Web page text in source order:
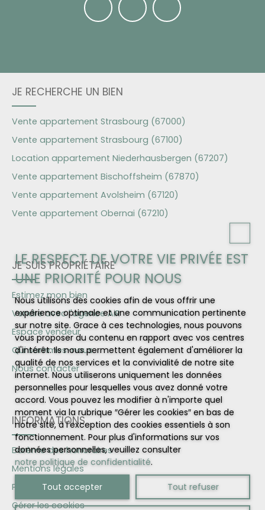
JE RECHERCHE UN BIEN
Vente appartement Strasbourg (67000)
Vente appartement Strasbourg (67100)
Location appartement Niederhausbergen (67207)
Vente appartement Bischoffsheim (67870)
Vente appartement Avolsheim (67120)
Vente appartement Obernai (67210)
JE SUIS PROPRIÉTAIRE
Estimez mon bien
Vendre avec l'agence AiR
Espace vendeur
Qui sommes-nous
Nous contacter
INFORMATIONS
Barème des honoraires
Mentions légales
Politique de confidentialité
Gérer les cookies
LE RESPECT DE VOTRE VIE PRIVÉE EST
UNE PRIORITÉ POUR NOUS
Nous utilisons des cookies afin de vous offrir une
expérience optimale et une communication pertinente
sur notre site. Grace à ces technologies, nous pouvons
vous proposer du contenu en rapport avec vos centres
d'intérêt. Ils nous permettent également d'améliorer la
qualité de nos services et la convivialité de notre site
internet. Nous utiliserons uniquement les données
personnelles pour lesquelles vous avez donné votre
accord. Vous pouvez les modifier à n'importe quel
moment via la rubrique ″Gérer les cookies″ en bas de
notre site, à l'exception des cookies essentiels à son
fonctionnement. Pour plus d'informations sur vos
données personnelles, veuillez consulter
notre politique de confidentialité.
Tout accepter Tout refuser